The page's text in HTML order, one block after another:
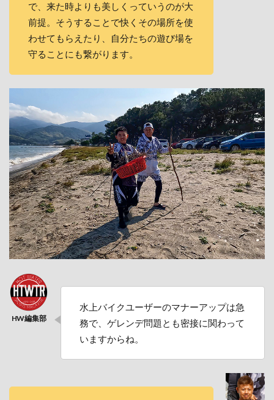
で、来た時よりも美しくっていうのが大
前提。そうすることで快くその場所を使
わせてもらえたり、自分たちの遊び場を
守ることにも繋がります。
水上バイクユーザーのマナーアップは急
務で、ゲレンデ問題とも密接に関わって
いますからね。